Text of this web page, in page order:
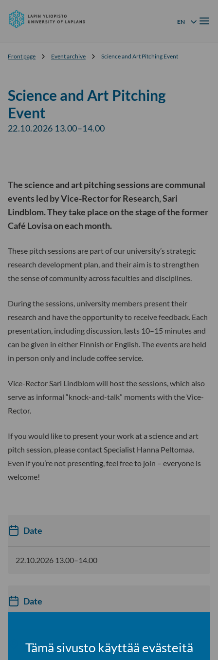
Tämä sivusto käyttää evästeitä
Skip to
content ↓
of
EN
Language menu
Menu
Front page Event archive Science and Art Pitching Event
Science and Art Pitching
Event
22.10.2026 13.00–14.00
The science and art pitching sessions are communal
events led by Vice-Rector for Research, Sari
Lindblom. They take place on the stage of the former
Café Lovisa on each month.
These pitch sessions are part of our university’s strategic
research development plan, and their aim is to strengthen
the sense of community across faculties and disciplines.
During the sessions, university members present their
research and have the opportunity to receive feedback. Each
presentation, including discussion, lasts 10–15 minutes and
can be given in either Finnish or English. The events are held
in person only and include coffee service.
Vice-Rector Sari Lindblom will host the sessions, which also
serve as informal “knock-and-talk” moments with the Vice-
Rector.
If you would like to present your work at a science and art
pitch session, please contact Specialist Hanna Peltomaa.
Even if you’re not presenting, feel free to join – everyone is
welcome!
Date
22.10.2026 13.00–14.00
Date
Location